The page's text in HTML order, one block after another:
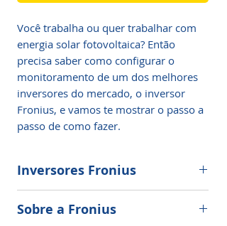
Você trabalha ou quer trabalhar com
energia solar fotovoltaica? Então
precisa saber como configurar o
monitoramento de um dos melhores
inversores do mercado, o inversor
Fronius, e vamos te mostrar o passo a
passo de como fazer.
Inversores Fronius
produto individual, mas em soluções
Sobre a Fronius